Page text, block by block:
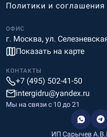
ОФИС
г. Москва, ул.
Показать на карте
Политики и соглашения
КОНТАКТЫ
+7 (495) 502-41-50
intergidru@yandex.ru
Мы на связи c 10 до 21
ИП Сарычев А.В.